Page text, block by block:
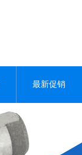
最新促销